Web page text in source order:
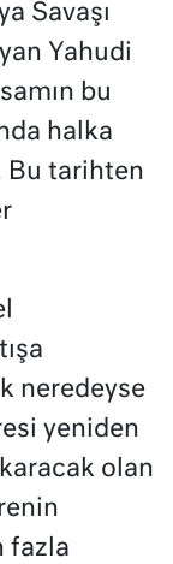
Savaşı
Yahudi
bu
halka
Bu tarihten
neredeyse
yeniden
olan
fazla